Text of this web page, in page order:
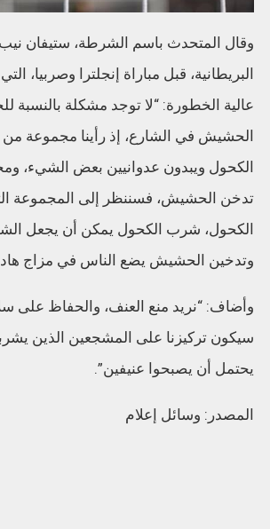
وقال المتحدث باسم الشرطة، ستيفان
البريطانية، قبل مباراة إنجلترا وصربيا،
عالية الخطورة: “لا توجد مشكلة بالنسبة
الحشيش في الشارع، إذ رأينا مجموعة
الكحول ويبدون عدوانيين بعض الشيء،
تدخن الحشيش، فسننظر إلى المجموعة
الكحول، شرب الكحول يمكن أن يجعل
وتدخين الحشيش يضع الناس في مزاج
وأضاف: “نريد منع العنف، والحفاظ على
سيكون تركيزنا على المشجعين الذين
يحتمل أن يصبحوا عنيفين”.
المصدر: وسائل إعلام